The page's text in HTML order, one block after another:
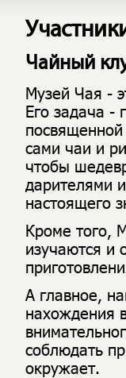
Чайный
Музей Чая -
Его задача -
сами чаи и
чтобы
дарителями
настоящего
Кроме того,
изучаются и
А главное,
нахождения
соблюдать
окружает.